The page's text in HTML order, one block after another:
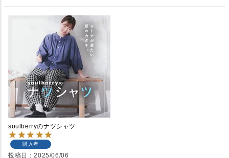
soulberryのナツシャツ
購入者
投稿日 2025/06/06